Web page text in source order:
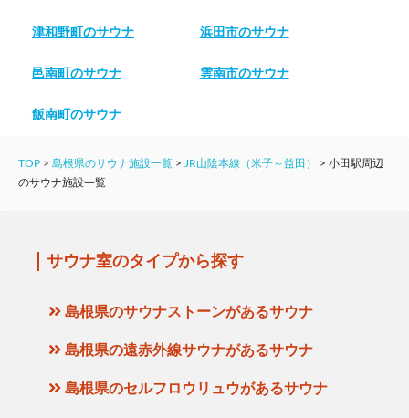
津和野町のサウナ 浜田市のサウナ
邑南町のサウナ 雲南市のサウナ
飯南町のサウナ
TOP > 島根県のサウナ施設一覧 > JR山陰本線（米子～益田） > 小田駅周辺
のサウナ施設一覧
サウナ室のタイプから探す
島根県のサウナストーンがあるサウナ
島根県の遠赤外線サウナがあるサウナ
島根県のセルフロウリュウがあるサウナ